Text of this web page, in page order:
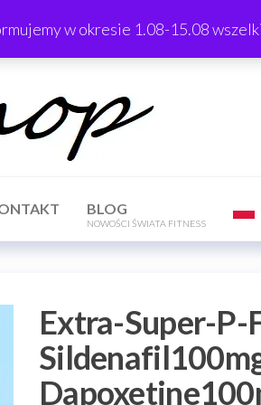
w okresie 1.08-15.08
BLOG
NOWOŚCI ŚWIATA FITNESS
Extra-Super-P-